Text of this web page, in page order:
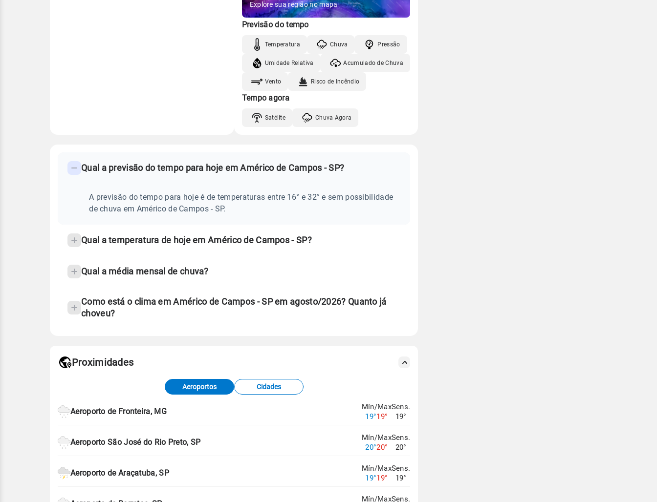
Explore sua região no mapa
Previsão do tempo
Temperatura Chuva Pressão
Umidade Relativa Acumulado de Chuva
Vento Risco de Incêndio
Tempo agora
Satélite Chuva Agora
PREVISÃO
frequentes
temperatura
Qual a previsão do tempo para hoje em Américo de Campos - SP?
A previsão do tempo para hoje é de temperaturas entre 16° e 32° e sem possibilidade
de chuva em Américo de Campos - SP.
Qual a temperatura de hoje em Américo de Campos - SP?
Qual a média mensal de chuva?
Como está o clima em Américo de Campos - SP em agosto/2026? Quanto já
choveu?
de Tempo e Estudos Climáticos (CPTEC).
Proximidades
Aeroportos Cidades
Aeroporto de Fronteira, MG
Mín/Max
19°19°
Sens.
19°
Aeroporto São José do Rio Preto, SP
Mín/Max
20°20°
Sens.
20°
Aeroporto de Araçatuba, SP
Mín/Max
19°19°
Sens.
19°
Mín/MaxSens.